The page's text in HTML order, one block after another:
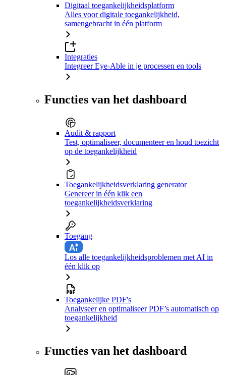
Digitaal toegankelijkheidsplatform
Alles voor digitale toegankelijkheid,
samengebracht in één platform
Integraties
Integreer Eye-Able in je processen en tools
Functies van het dashboard
Audit & rapport
Test, optimaliseer, documenteer en houd toezicht
op de toegankelijkheid
Toegankelijkheidsverklaring generator
Genereer in één klik een
toegankelijkheidsverklaring
Toegang
Los alle toegankelijkheidsproblemen met AI in
één klik op
Toegankelijke PDF's
Analyseer en optimaliseer PDF’s automatisch op
toegankelijkheid
Functies van het dashboard